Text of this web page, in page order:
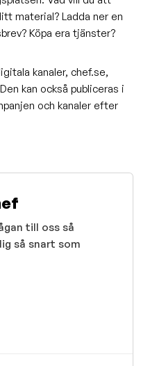
material? Ladda ner en
Köpa era tjänster?
kanaler, chef.se,
kan också publiceras i
och kanaler efter
till oss så
så snart som